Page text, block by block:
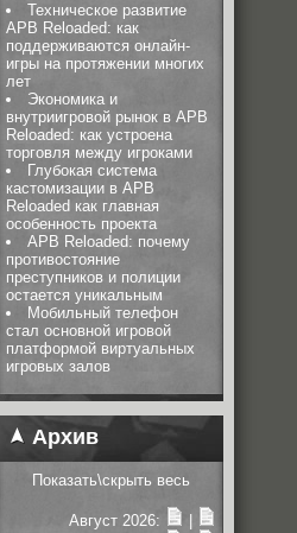
Техническое развитие
APB Reloaded: как
поддерживаются онлайн-
игры на протяжении многих
лет
Экономика и
внутриигровой рынок в APB
Reloaded: как устроена
торговля между игроками
Глубокая система
кастомизации в APB
Reloaded как главная
особенность проекта
APB Reloaded: почему
противостояние
преступников и полиции
остается уникальным
Мобильный телефон
стал основной игровой
платформой виртуальных
игровых залов
Архив
Показать\скрыть весь
Август 2026: